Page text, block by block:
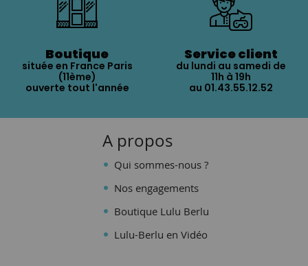
Boutique
située en France Paris
(11ème)
ouverte tout l'année
Service client
du lundi au samedi de
11h à 19h
au 01.43.55.12.52
A propos
Qui sommes-nous ?
Nos engagements
Boutique Lulu Berlu
Lulu-Berlu en Vidéo